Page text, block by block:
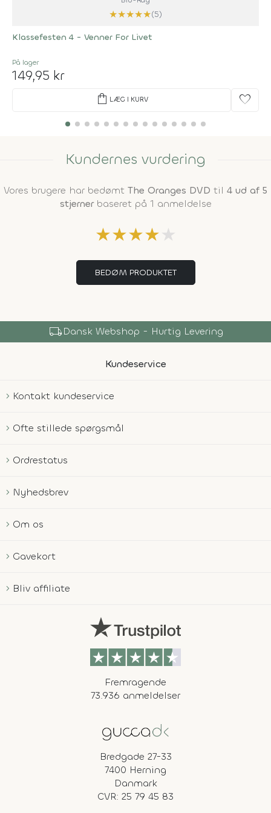
★★★★★(5)
Klassefesten 4 - Venner For Livet
På lager
149,95 kr
shopping_bag LÆG I KURV favorite
Kundernes vurdering
Vores brugere har bedømt The Oranges DVD til 4 ud af 5
stjernerbaseret på 1 anmeldelse
★★★★★
BEDØM PRODUKTET
local_shippingDansk Webshop - Hurtig Levering
Kundeservice
Kontakt kundeservice
Ofte stillede spørgsmål
Ordrestatus
Nyhedsbrev
Om os
Gavekort
Bliv affiliate
Fremragende
73.936 anmeldelser
Bredgade 27-33
7400 Herning
Danmark
CVR: 25 79 45 83